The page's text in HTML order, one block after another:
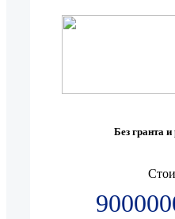
Без гранта